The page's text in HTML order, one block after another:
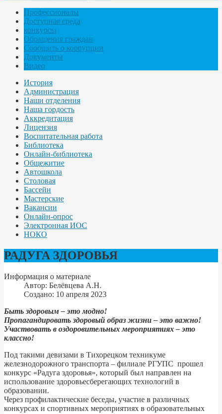
Профессионалы
Доступная среда
конкурсы
Обращения граждан
Сообщить о коррупции
Документы
Видео
История
Администрация
Наши отделения
Наша гордость
Аккредитация
Лицензия
Воспитательная работа
Библиотека
Онлайн-библиотека
Общежитие
Автошкола
Столовая
Бассейн
Мастерские
Вакансии
Онлайн-опрос
Электронная ИОС
НОКО
РАДУГА ЗДОРОВЬЯ
Информация о материале
Автор: Белёвцева А.Н.
Создано: 10 апреля 2023
Быть здоровым – это модно!
Пропагандировать здоровый образ жизни – это важно!
Участвовать в оздоровительных мероприятиях – это
классно!
Под такими девизами в Тихорецком техникуме
железнодорожного транспорта – филиале РГУПС прошел
конкурс «Радуга здоровья», который был направлен на
использование здоровьесберегающих технологий в
образовании.
Через профилактические беседы, участие в различных
конкурсах и спортивных мероприятиях в образовательных